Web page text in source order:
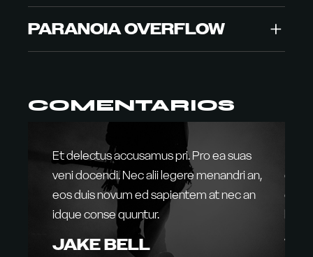
PARANOIA OVERFLOW +
COMENTARIOS
Et delectus accusamus pri. Pro ea suas
veni docendi. Nec alii legere menandri an,
eos duis novum ed sapientem at nec an
idque conse quuntur.
JAKE BELL
diam